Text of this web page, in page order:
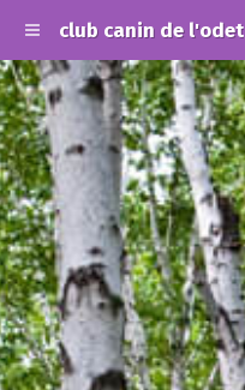
club canin de l'odet